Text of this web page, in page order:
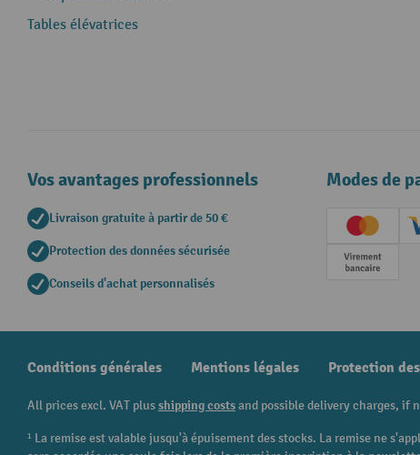
Tables élévatrices
Vos avantages professionnels
Livraison gratuite à partir de 50 €
Protection des données sécurisée
Conseils d'achat personnalisés
Modes de
Paiement
Conditions générales Mentions légales Protection
All prices excl. VAT plusshipping costsand possible delivery charges, if
¹ La remise est valable jusqu'à épuisement des stocks. La remise ne